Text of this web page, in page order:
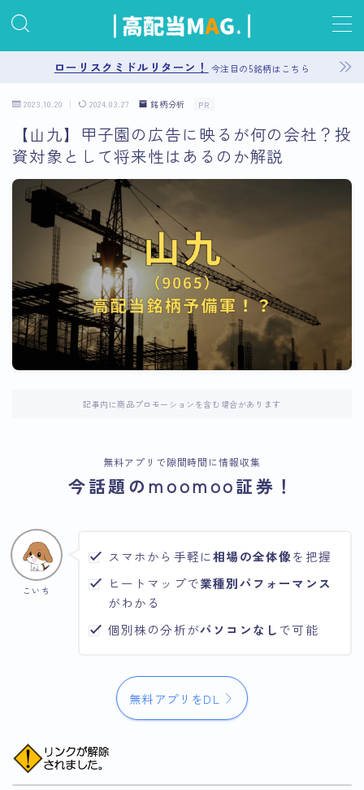
お問い合わせ
プライバシーポリシー
運営者情報
サイトマップ
ローリスクミドルリターン！ 今注目の5銘柄はこちら
2023.10.20 2024.03.27 銘柄分析 PR
【山九】甲子園の広告に映るが何の会社？投
資対象として将来性はあるのか解説
記事内に商品プロモーションを含む場合があります
無料アプリで隙間時間に情報収集
今話題のmoomoo証券！
こいち
スマホから手軽に相場の全体像を把握
ヒートマップで業種別パフォーマンス
がわかる
個別株の分析がパソコンなしで可能
無料アプリをDL